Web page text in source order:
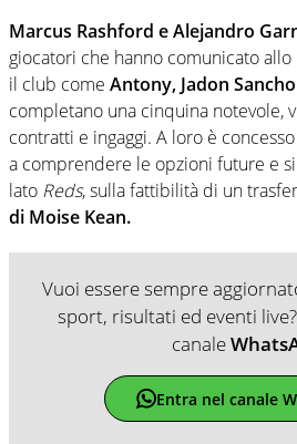
Marcus Rashford e Alejandro
giocatori che hanno comunicato
il club come Antony, Jadon
completano una cinquina notevole,
contratti e ingaggi. A loro è
a comprendere le opzioni future e
lato Reds, sulla fattibilità di un
di Moise Kean.
Vuoi essere sempre
sport, risultati ed eventi
canale
Entra nel canale